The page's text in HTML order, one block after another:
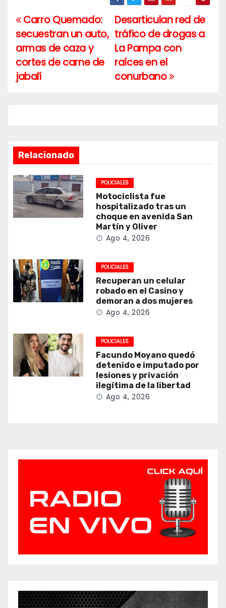
Navegación
de
entradas
Desarticulan red de
tráfico de drogas a
La Pampa con
raíces en el
conurbano
Carro Quemado:
secuestran un auto,
armas de caza y
cortes de carne de
jabalí
Relacionado
POLICIALES
Motociclista fue
hospitalizado tras un
choque en avenida San
Martín y Oliver
Ago 4, 2026
POLICIALES
Recuperan un celular
robado en el Casino y
demoran a dos mujeres
Ago 4, 2026
POLICIALES
Facundo Moyano quedó
detenido e imputado por
lesiones y privación
ilegítima de la libertad
Ago 4, 2026